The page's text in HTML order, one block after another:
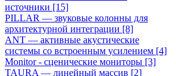
источники [15]
PILLAR — звуковые колонны для
архитектурной интеграции [8]
ANT — активные акустические
системы со встроенным усилением [4]
Monitor - сценические мониторы [3]
TAURA — линейный массив [2]